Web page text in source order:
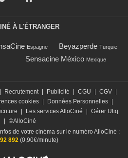
À L'ÉTRANGER
Espagne Beyazperde Turquie
Sensacine México Mexique
Recrutement Publicité CGU CGV
cookies Données Personnelles
Les services AlloCiné
Gérer Utiq
©AlloCiné
de votre cinéma sur le numéro AlloCiné :
892(0,90€/minute)